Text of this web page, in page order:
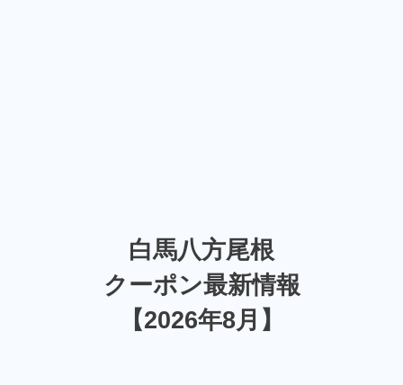
白馬八方尾根
クーポン最新情報
【2026年8月】